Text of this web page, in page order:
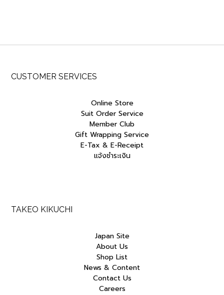
CUSTOMER SERVICES
Online Store
Suit Order Service
Member Club
Gift Wrapping Service
E-Tax & E-Receipt
แจ้งชำระเงิน
TAKEO KIKUCHI
Japan Site
About Us
Shop List
News & Content
Contact Us
Careers